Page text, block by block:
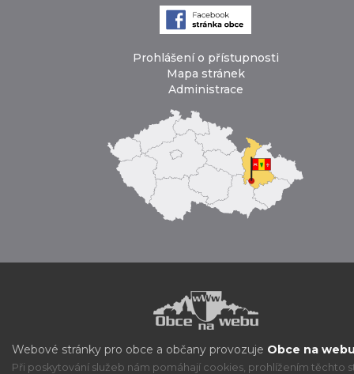
Prohlášení o přístupnosti
Mapa stránek
Administrace
Webové stránky pro obce a občany provozuje Obce na
Při poskytování služeb nám pomáhají cookies, prohlížením těchto